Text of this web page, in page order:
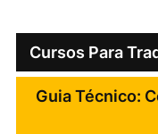
Cursos Para
Guia Técnico: